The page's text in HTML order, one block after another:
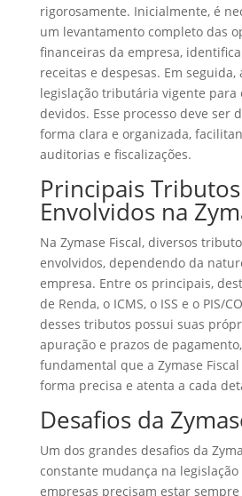
rigorosamente. Inicialmente, é
um levantamento completo das
financeiras da empresa,
receitas e despesas. Em seguida,
legislação tributária vigente para
devidos. Esse processo deve ser
forma clara e organizada,
auditorias e fiscalizações.
Principais Tributos
Envolvidos na
Na Zymase Fiscal, diversos
envolvidos, dependendo da
empresa. Entre os principais,
de Renda, o ICMS, o ISS e o PIS/
desses tributos possui suas
apuração e prazos de
fundamental que a Zymase
forma precisa e atenta a cada
Desafios da
Um dos grandes desafios da
constante mudança na
empresas precisam estar